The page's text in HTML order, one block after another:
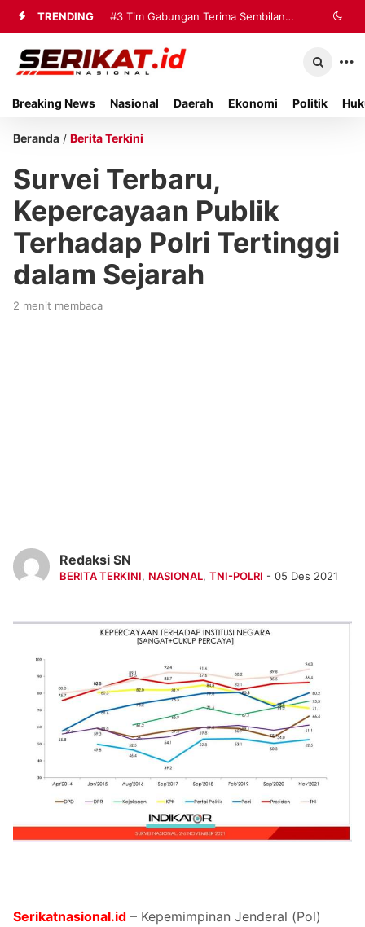
TRENDING #3 Tim Gabungan Terima Sembilan
Korban Evakuasi KM Mutiara Sentosa
Breaking News Nasional Daerah Ekonomi Politik
Beranda / Berita Terkini
Survei Terbaru,
Kepercayaan Publik
Terhadap Polri Tertinggi
dalam Sejarah
2 menit membaca
Redaksi SN
BERITA TERKINI, NASIONAL, TNI-POLRI - 05 Des 2021
Serikatnasional.id – Kepemimpinan Jenderal (Pol)